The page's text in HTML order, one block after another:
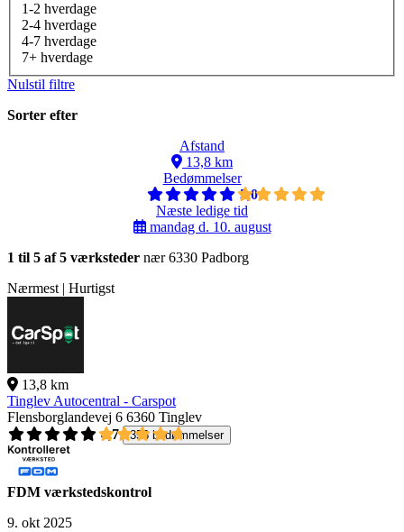
1-2 hverdage
2-4 hverdage
4-7 hverdage
7+ hverdage
Nulstil filtre
Sorter efter
Afstand
13,8 km
Bedømmelser
5,0
Næste ledige tid
mandag d. 10. august
1 til 5 af 5 værksteder nær 6330 Padborg
Nærmest | Hurtigst
13,8 km
Tinglev Autocentral - Carspot
Flensborglandevej 6 6360 Tinglev
4,7
356 bedømmelser
FDM værkstedskontrol
9. okt 2025